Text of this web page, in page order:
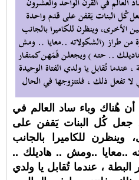
هُناك وباء ساد العالم في
جعل كُل البنات يَقفن على
وينظرن للكاميرا بالجانب
..معايا ..ومش .. هاديلك ..
، عندما تُقابل يا ولدي